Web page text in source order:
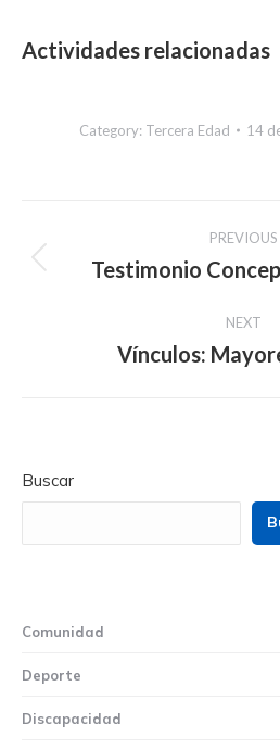
Actividades relacionadas
Category: Tercera Edad 14
navigation
PREVIOUS
Testimonio
NEXT
Next
Vínculos:
Buscar
Comunidad
Deporte
Discapacidad